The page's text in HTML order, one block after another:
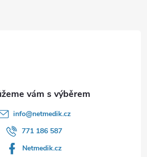
info@netmedik.cz
771 186 587
Netmedik.cz